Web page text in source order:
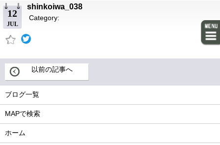
12
JUL
shinkoiwa_038
Category:
以前の記事へ
ブログ一覧
MAPで検索
ホーム